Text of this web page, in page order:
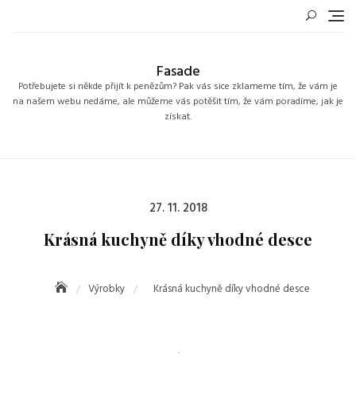
Fasade
Potřebujete si někde přijít k penězům? Pak vás sice zklameme tím, že vám je
na našem webu nedáme, ale můžeme vás potěšit tím, že vám poradíme, jak je
získat.
Posted
on
27. 11. 2018
Krásná kuchyně díky vhodné desce
Výrobky Krásná kuchyně díky vhodné desce